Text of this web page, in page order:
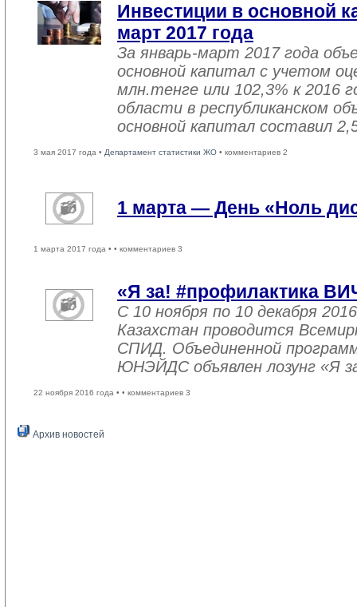
Инвестиции в основной
март 2017 года
За январь-март 2017 года
основной капитал с учетом
млн.тенге или 102,3% к 2016
области в республиканском
основной капитал составил
3 мая 2017 года • Департамент статистики ЖО • комментариев 2
1 марта — День «Ноль
1 марта 2017 года • • комментариев 3
«Я за! #профилактика
С 10 ноября по 10 декабря
Казахстан проводится
СПИД. Объединенной
ЮНЭЙДС объявлен лозунг «Я
22 ноября 2016 года • • комментариев 3
Архив новостей